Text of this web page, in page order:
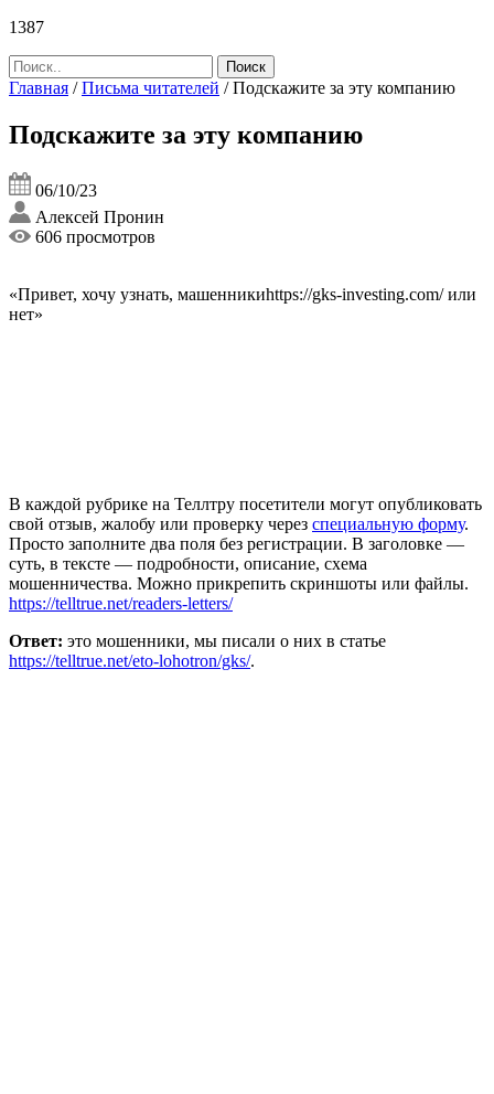
1387
Главная /Письма читателей /Подскажите за эту компанию
Подскажите за эту компанию
06/10/23
Алексей Пронин
606 просмотров
«Привет, хочу узнать, машенникиhttps://gks-investing.com/ или
нет»
В каждой рубрике на Теллтру посетители могут опубликовать
свой отзыв, жалобу или проверку через специальную форму.
Просто заполните два поля без регистрации. В заголовке —
суть, в тексте — подробности, описание, схема
мошенничества. Можно прикрепить скриншоты или файлы.
https://telltrue.net/readers-letters/
Ответ: это мошенники, мы писали о них в статье
https://telltrue.net/eto-lohotron/gks/.